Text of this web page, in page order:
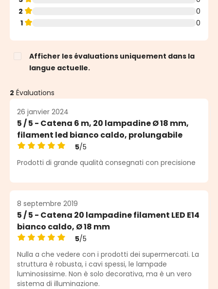
2
0
1
0
Afficher les évaluations uniquement dans la
langue actuelle.
2 Évaluations
26 janvier 2024
5 / 5 - Catena 6 m, 20 lampadine Ø 18 mm,
filament led bianco caldo, prolungabile
Note moyenne de 5 sur 5 étoiles
5/5
Prodotti di grande qualità consegnati con precisione
8 septembre 2019
5 / 5 - Catena 20 lampadine filament LED E14
bianco caldo, Ø 18 mm
Note moyenne de 5 sur 5 étoiles
5/5
Nulla a che vedere con i prodotti dei supermercati. La
struttura è robusta, i cavi spessi, le lampade
luminosissime. Non è solo decorativa, ma è un vero
sistema di illuminazione.